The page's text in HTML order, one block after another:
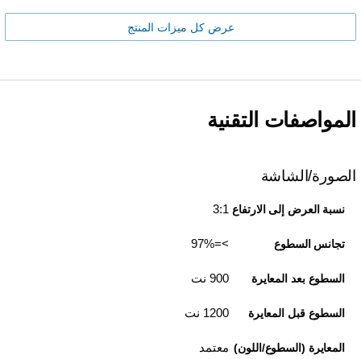
عرض كل ميزات المنتج
المواصفات التقنية
الصورة/الشاشة
نسبة العرض إلى الارتفاع 3:1
تجانس السطوع >=97%
السطوع بعد المعايرة 900 نت
السطوع قبل المعايرة 1200 نت
المعايرة (السطوع/اللون) معتمد